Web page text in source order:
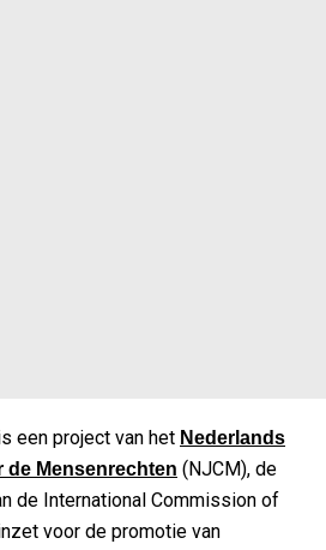
een project van het Nederlands
Mensenrechten (NJCM), de
de International Commission of
voor de promotie van